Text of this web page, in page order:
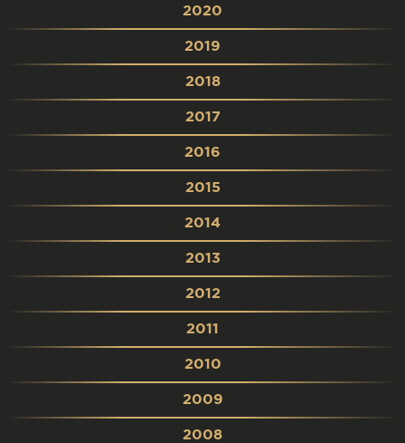
2020
2019
2018
2017
2016
2015
2014
2013
2012
2011
2010
2009
2008